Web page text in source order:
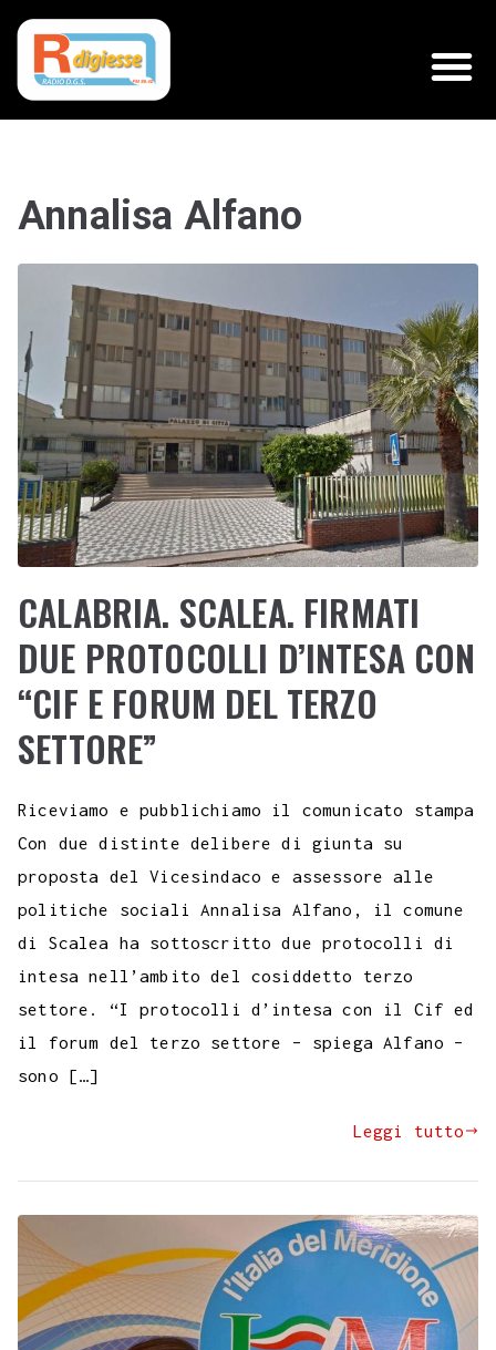
Annalisa Alfano
CALABRIA. SCALEA. FIRMATI
DUE PROTOCOLLI D’INTESA CON
“CIF E FORUM DEL TERZO
SETTORE”
Riceviamo e pubblichiamo il comunicato stampa
Con due distinte delibere di giunta su
proposta del Vicesindaco e assessore alle
politiche sociali Annalisa Alfano, il comune
di Scalea ha sottoscritto due protocolli di
intesa nell’ambito del cosiddetto terzo
settore. “I protocolli d’intesa con il Cif ed
il forum del terzo settore – spiega Alfano –
sono […]
Leggi tutto